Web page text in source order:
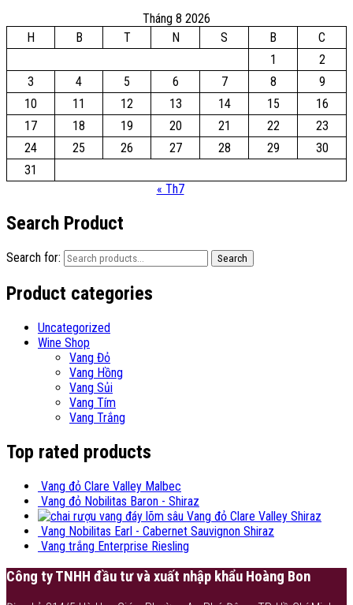
Tháng 8 2026
H
B T N S B
C
1
2
3
4 5 6 7 8
9
10
11 12 13 14 15
16
17
18 19 20 21 22
23
24
25 26 27 28 29
30
31
« Th7
Search Product
Search for: Search
Product categories
Uncategorized
Wine Shop
Vang Đỏ
Vang Hồng
Vang Sủi
Vang Tím
Vang Trắng
Top rated products
Vang đỏ Clare Valley Malbec
Vang đỏ Nobilitas Baron - Shiraz
Vang đỏ Clare Valley Shiraz
Vang Nobilitas Earl - Cabernet Sauvignon Shiraz
Vang trắng Enterprise Riesling
Công ty TNHH đầu tư và xuất nhập khẩu Hoàng Bon